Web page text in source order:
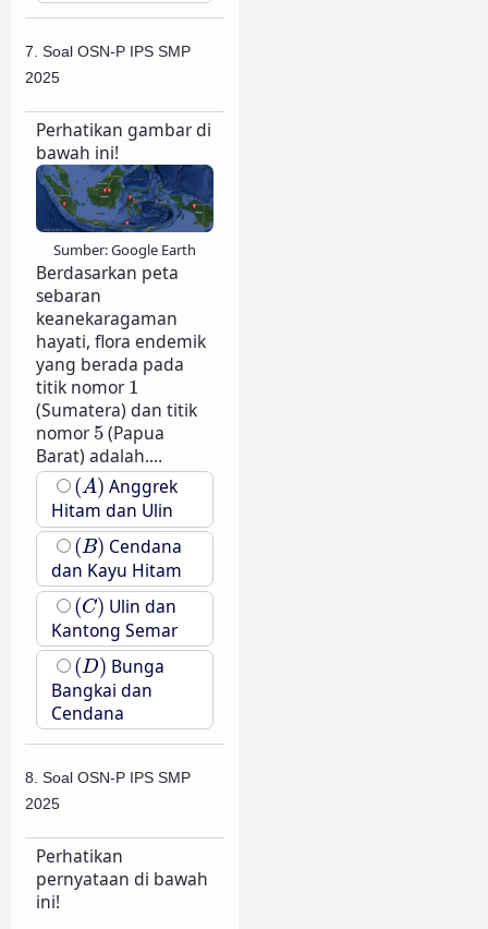
7. Soal OSN-P IPS SMP
2025
Perhatikan gambar di
bawah ini!
Sumber: Google Earth
Berdasarkan peta
sebaran
keanekaragaman
hayati, flora endemik
yang berada pada
titik nomor1
1
(Sumatera) dan titik
nomor5
5(Papua
Barat) adalah....
(A)
(A) Anggrek
Hitam dan Ulin
(B)
(B) Cendana
dan Kayu Hitam
(C)
(C) Ulin dan
Kantong Semar
(D)
(D) Bunga
Bangkai dan
Cendana
8. Soal OSN-P IPS SMP
2025
Perhatikan
pernyataan di bawah
ini!